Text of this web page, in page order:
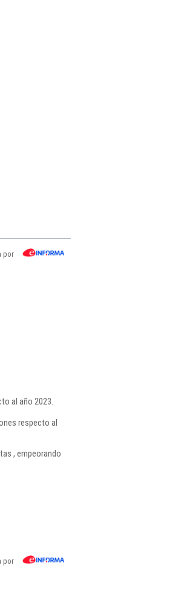
por
al año 2023.
respecto al
, empeorando
por